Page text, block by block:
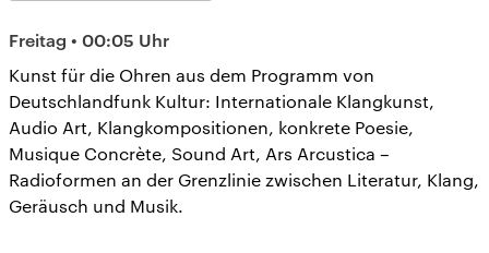
Freitag • 00:05 Uhr
Kunst für die Ohren aus dem Programm von
Deutschlandfunk Kultur: Internationale Klangkunst,
Audio Art, Klangkompositionen, konkrete Poesie,
Musique Concrète, Sound Art, Ars Arcustica –
Radioformen an der Grenzlinie zwischen Literatur, Klang,
Geräusch und Musik.